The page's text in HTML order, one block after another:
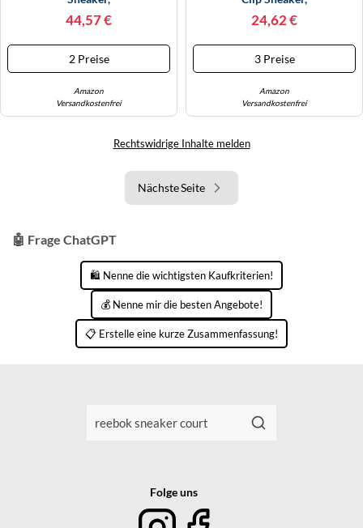
EU
44,57 €
2 Preise
Amazon
Versandkostenfrei
EU
24,62 €
3 Preise
Amazon
Versandkostenfrei
Rechtswidrige Inhalte melden
Nächste Seite
🤖 Frage ChatGPT
🛍️ Nenne die wichtigsten Kaufkriterien!
💰 Nenne mir die besten Angebote!
📋 Erstelle eine kurze Zusammenfassung!
Folge uns